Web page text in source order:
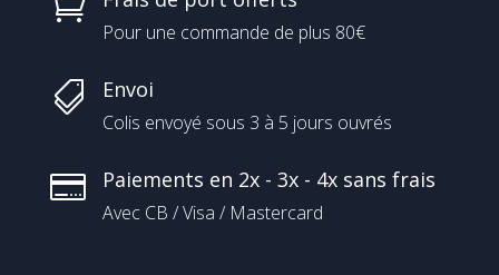
Pour une commande de plus 80€
 Envoi
Colis envoyé sous 3 à 5 jours ouvrés
 Paiements en 2x - 3x - 4x sans frais
Avec CB / Visa / Mastercard